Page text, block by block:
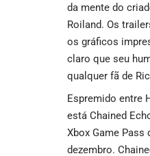
da mente do
Roiland. Os
os gráficos
claro que seu
qualquer fã de
Espremido entre
está Chained
Xbox Game Pass
dezembro.